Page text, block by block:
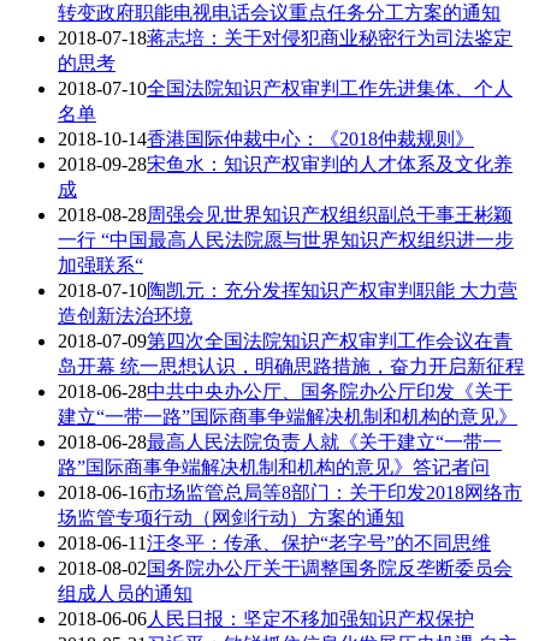
转变政府职能电视电话会议重点任务分工方案的通知
2018-07-18蒋志培：关于对侵犯商业秘密行为司法鉴定
的思考
2018-07-10全国法院知识产权审判工作先进集体、个人
名单
2018-10-14香港国际仲裁中心：《2018仲裁规则》
2018-09-28宋鱼水：知识产权审判的人才体系及文化养
成
2018-08-28周强会见世界知识产权组织副总干事王彬颖
一行 “中国最高人民法院愿与世界知识产权组织进一步
加强联系“
2018-07-10陶凯元：充分发挥知识产权审判职能 大力营
造创新法治环境
2018-07-09第四次全国法院知识产权审判工作会议在青
岛开幕 统一思想认识，明确思路措施，奋力开启新征程
2018-06-28中共中央办公厅、国务院办公厅印发《关于
建立“一带一路”国际商事争端解决机制和机构的意见》
2018-06-28最高人民法院负责人就《关于建立“一带一
路”国际商事争端解决机制和机构的意见》答记者问
2018-06-16市场监管总局等8部门：关于印发2018网络市
场监管专项行动（网剑行动）方案的通知
2018-06-11汪冬平：传承、保护“老字号”的不同思维
2018-08-02国务院办公厅关于调整国务院反垄断委员会
组成人员的通知
2018-06-06人民日报：坚定不移加强知识产权保护